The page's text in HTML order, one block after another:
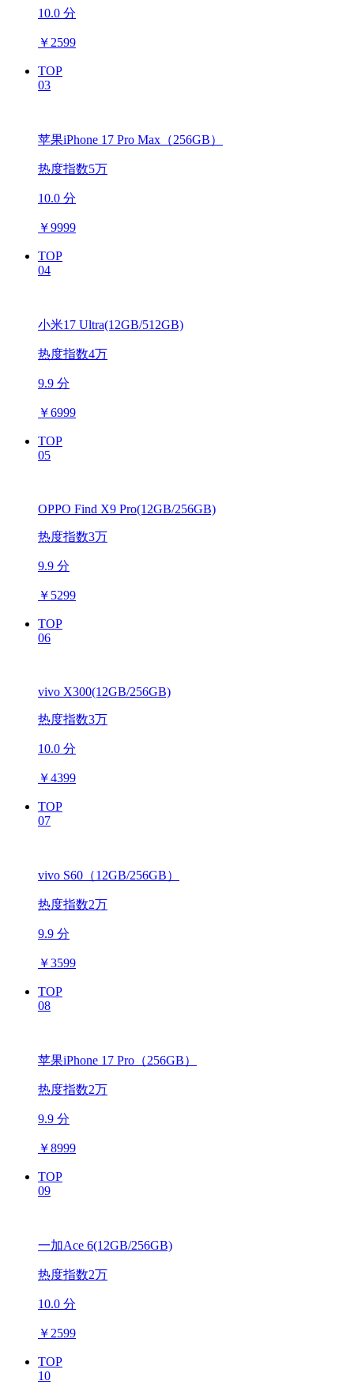
10.0 分
￥ 2599
TOP
03
苹果iPhone 17 Pro Max（256GB）
热度指数5万
10.0 分
￥9999
TOP
04
小米17 Ultra(12GB/512GB)
热度指数4万
9.9 分
￥6999
TOP
05
OPPO Find X9 Pro(12GB/256GB)
热度指数3万
9.9 分
￥ 5299
TOP
06
vivo X300(12GB/256GB)
热度指数3万
10.0 分
￥4399
TOP
07
vivo S60（12GB/256GB）
热度指数2万
9.9 分
￥3599
TOP
08
苹果iPhone 17 Pro（256GB）
热度指数2万
9.9 分
￥8999
TOP
09
一加Ace 6(12GB/256GB)
热度指数2万
10.0 分
￥ 2599
TOP
10